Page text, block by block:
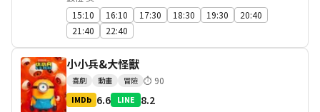
15:10
16:10 17:30 18:30 19:30
20:40
21:40
22:40
小小兵&大怪獸
喜劇 動畫 冒險 ⏱ 90
IMDb 6.6 LINE 8.2